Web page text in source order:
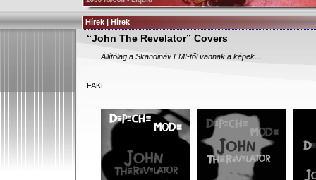
Hírek | Hírek
“John The Revelator” Covers
Állítólag a Skandináv EMI-től vannak a képek…
FAKE!